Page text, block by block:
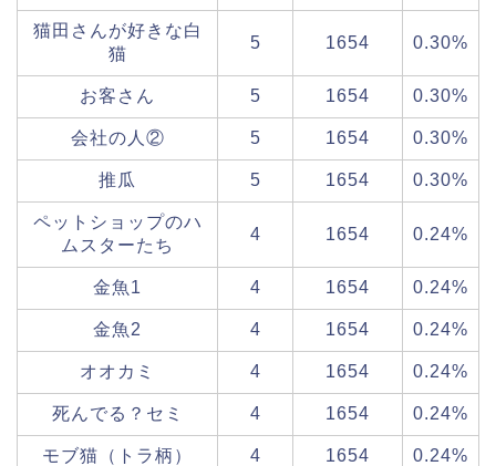
猫田さんが好きな白
猫
5 1654 0.30%
お客さん 5 1654 0.30%
会社の人② 5 1654 0.30%
推瓜 5 1654 0.30%
ペットショップのハ
ムスターたち
4 1654 0.24%
金魚1 4 1654 0.24%
金魚2 4 1654 0.24%
オオカミ 4 1654 0.24%
死んでる？セミ 4 1654 0.24%
モブ猫（トラ柄） 4 1654 0.24%